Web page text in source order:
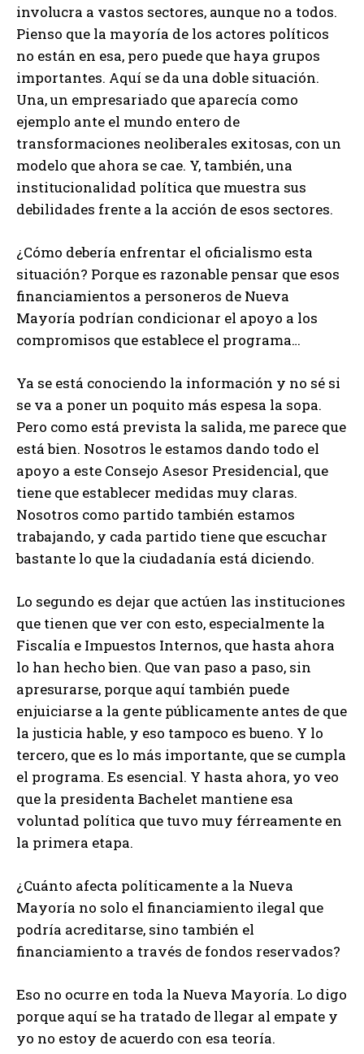
involucra a vastos sectores, aunque no a todos.
Pienso que la mayoría de los actores políticos
no están en esa, pero puede que haya grupos
importantes. Aquí se da una doble situación.
Una, un empresariado que aparecía como
ejemplo ante el mundo entero de
transformaciones neoliberales exitosas, con un
modelo que ahora se cae. Y, también, una
institucionalidad política que muestra sus
debilidades frente a la acción de esos sectores.
¿Cómo debería enfrentar el oficialismo esta
situación? Porque es razonable pensar que esos
financiamientos a personeros de Nueva
Mayoría podrían condicionar el apoyo a los
compromisos que establece el programa…
Ya se está conociendo la información y no sé si
se va a poner un poquito más espesa la sopa.
Pero como está prevista la salida, me parece que
está bien. Nosotros le estamos dando todo el
apoyo a este Consejo Asesor Presidencial, que
tiene que establecer medidas muy claras.
Nosotros como partido también estamos
trabajando, y cada partido tiene que escuchar
bastante lo que la ciudadanía está diciendo.
Lo segundo es dejar que actúen las instituciones
que tienen que ver con esto, especialmente la
Fiscalía e Impuestos Internos, que hasta ahora
lo han hecho bien. Que van paso a paso, sin
apresurarse, porque aquí también puede
enjuiciarse a la gente públicamente antes de que
la justicia hable, y eso tampoco es bueno. Y lo
tercero, que es lo más importante, que se cumpla
el programa. Es esencial. Y hasta ahora, yo veo
que la presidenta Bachelet mantiene esa
voluntad política que tuvo muy férreamente en
la primera etapa.
¿Cuánto afecta políticamente a la Nueva
Mayoría no solo el financiamiento ilegal que
podría acreditarse, sino también el
financiamiento a través de fondos reservados?
Eso no ocurre en toda la Nueva Mayoría. Lo digo
porque aquí se ha tratado de llegar al empate y
yo no estoy de acuerdo con esa teoría.